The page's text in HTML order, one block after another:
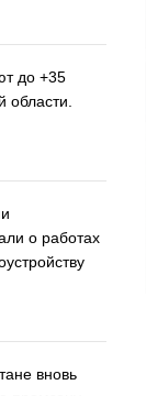
до +35
области.
о работах
вновь